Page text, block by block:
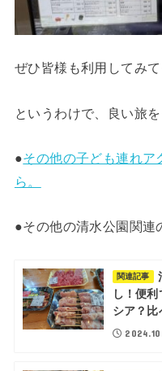
ぜひ皆様も利用してみて
というわけで、良い旅を
●その他の子ども連れア
ら。
●その他の清水公園関連
関連記事
し！便
シア？比